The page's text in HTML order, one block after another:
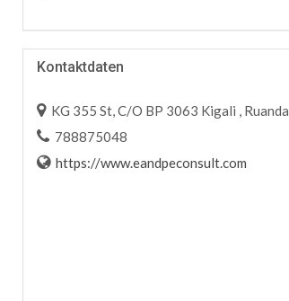
Kontaktdaten
KG 355 St, C/O BP 3063 Kigali , Ruanda
788875048
https://www.eandpeconsult.com